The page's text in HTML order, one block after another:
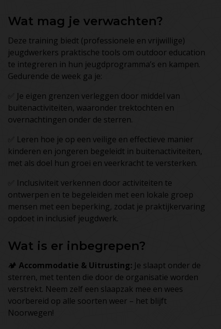
Wat mag je verwachten?
Deze training biedt (professionele en vrijwillige)
jeugdwerkers praktische tools om outdoor education
te integreren in hun jeugdprogramma’s en kampen.
Gedurende de week ga je:
✅ Je eigen grenzen verleggen door middel van
buitenactiviteiten, waaronder trektochten en
overnachtingen onder de sterren.
✅ Leren hoe je op een veilige en effectieve manier
kinderen en jongeren begeleidt in buitenactiviteiten,
met als doel hun groei en veerkracht te versterken.
✅ Inclusiviteit verkennen door activiteiten te
ontwerpen en te begeleiden met een lokale groep
mensen met een beperking, zodat je praktijkervaring
opdoet in inclusief jeugdwerk.
Wat is er inbegrepen?
🏕️ Accommodatie & Uitrusting: Je slaapt onder de
sterren, met tenten die door de organisatie worden
verstrekt. Neem zelf een slaapzak mee en wees
voorbereid op alle soorten weer – het blijft
Noorwegen!